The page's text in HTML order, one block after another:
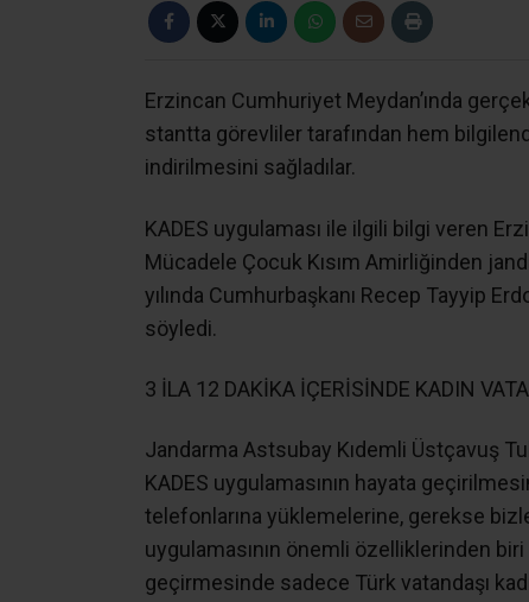
Erzincan Cumhuriyet Meydan’ında
stantta görevliler tarafından hem
indirilmesini sağladılar.
KADES uygulaması ile ilgili bilgi veren
Mücadele Çocuk Kısım Amirliğinden
yılında Cumhurbaşkanı Recep Tayyip
söyledi.
3 İLA 12 DAKİKA İÇERİSİNDE KADIN
Jandarma Astsubay Kıdemli Üstçavuş
KADES uygulamasının hayata
telefonlarına yüklemelerine, gerekse
uygulamasının önemli özelliklerinden biri
geçirmesinde sadece Türk vatandaşı